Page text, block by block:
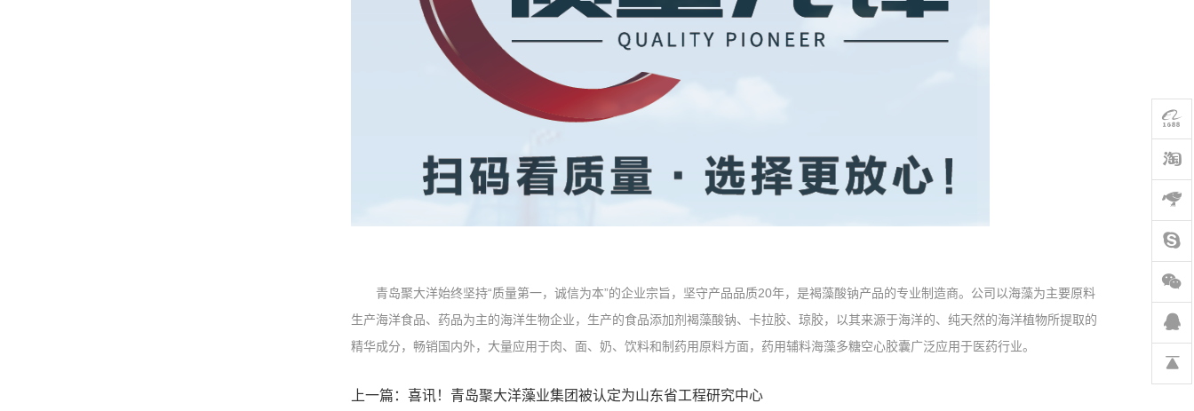
青岛聚大洋始终坚持“质量第一，诚信为本”的企业宗旨，坚守产品品质20年，是褐藻酸钠产品的专业制造商。公司以海藻为主要原料
生产海洋食品、药品为主的海洋生物企业，生产的食品添加剂褐藻酸钠、卡拉胶、琼胶，以其来源于海洋的、纯天然的海洋植物所提取的
精华成分，畅销国内外，大量应用于肉、面、奶、饮料和制药用原料方面，药用辅料海藻多糖空心胶囊广泛应用于医药行业。
上一篇：喜讯！青岛聚大洋藻业集团被认定为山东省工程研究中心